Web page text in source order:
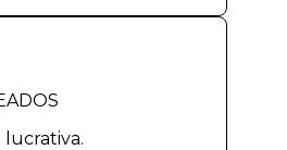
lucrativa.